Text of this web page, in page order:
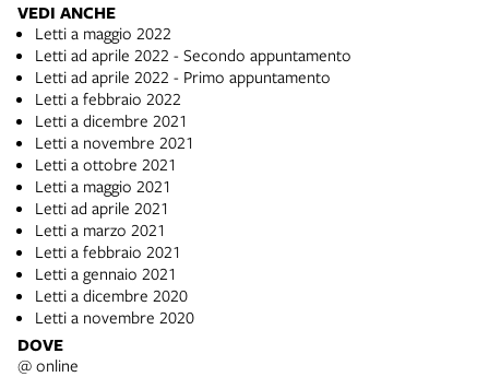
VEDI ANCHE
Letti a maggio 2022
Letti ad aprile 2022 - Secondo appuntamento
Letti ad aprile 2022 - Primo appuntamento
Letti a febbraio 2022
Letti a dicembre 2021
Letti a novembre 2021
Letti a ottobre 2021
Letti a maggio 2021
Letti ad aprile 2021
Letti a marzo 2021
Letti a febbraio 2021
Letti a gennaio 2021
Letti a dicembre 2020
Letti a novembre 2020
DOVE
@ online